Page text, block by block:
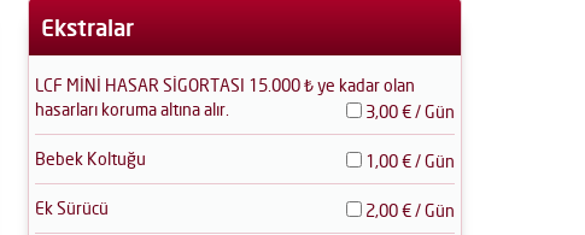
Ekstralar
LCF MİNİ HASAR SİGORTASI 15.000 ₺ ye kadar olan
hasarları koruma altına alır.
3,00 € / Gün
Bebek Koltuğu 1,00 € / Gün
Ek Sürücü 2,00 € / Gün